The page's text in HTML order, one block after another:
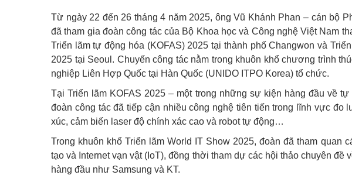
Từ ngày 22 đến 26 tháng 4 năm 2025, ông Vũ Khánh Phan – cán
đã tham gia đoàn công tác của Bộ Khoa học và Công nghệ Việt Nam
Triển lãm tự động hóa (KOFAS) 2025 tại thành phố Changwon và
2025 tại Seoul. Chuyến công tác nằm trong khuôn khổ chương trình
nghiệp Liên Hợp Quốc tại Hàn Quốc (UNIDO ITPO Korea) tổ chức.
Tại Triển lãm KOFAS 2025 – một trong những sự kiện hàng đầu về
đoàn công tác đã tiếp cận nhiều công nghệ tiên tiến trong lĩnh vực
xúc, cảm biến laser độ chính xác cao và robot tự động…
Trong khuôn khổ Triển lãm World IT Show 2025, đoàn đã tham quan
tạo và Internet vạn vật (IoT), đồng thời tham dự các hội thảo chuyên đề
hàng đầu như Samsung và KT.